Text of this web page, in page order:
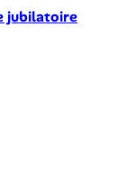
jubilatoire